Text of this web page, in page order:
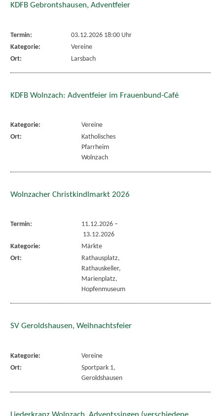
KDFB Gebrontshausen, Adventfeier
Termin:
03.12.2026 18:00 Uhr
Kategorie:
Vereine
Ort:
Larsbach
KDFB Wolnzach: Adventfeier im Frauenbund-Café
Kategorie:
Vereine
Ort:
Katholisches
Pfarrheim
Wolnzach
Wolnzacher Christkindlmarkt 2026
Termin: 11.12.2026–
13.12.2026
Kategorie:
Märkte
Ort:
Rathausplatz,
Rathauskeller,
Marienplatz,
Hopfenmuseum
SV Geroldshausen, Weihnachtsfeier
Kategorie:
Vereine
Ort:
Sportpark 1,
Geroldshausen